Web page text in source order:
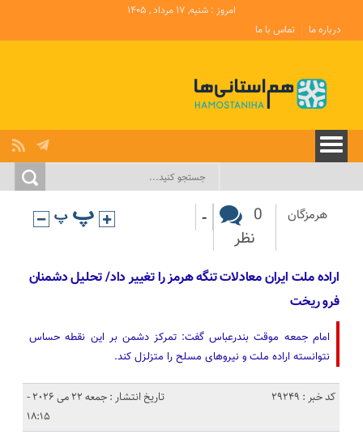
امروز : شنبه, ۱۷ مرداد , ۱۴۰۵
درباره ما
تماس با ما
هرمزگان
0
نظر
-
اراده ملت ایران معادلات تنگه هرمز را تغییر داد/ تحلیل دشمنان
فرو ریخت
امام جمعه موقت بندرعباس گفت: تمرکز دشمن بر این نقطه حساس
نتوانسته اراده ملت و نیروهای مسلح را متزلزل کند.
کد خبر : 29249
تاریخ انتشار : جمعه 22 می 2026 -
18:15